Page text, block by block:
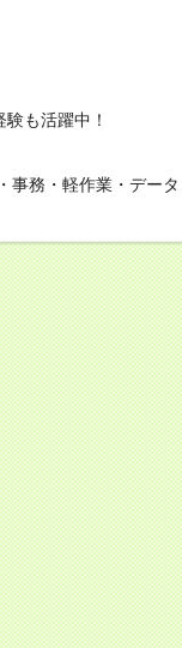
も活躍中！
事務・軽作業・データ